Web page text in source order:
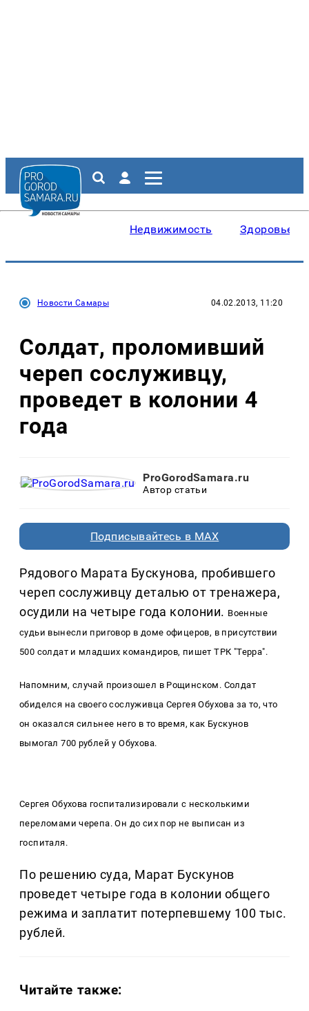
Недвижимость Здоровье
Новости Самары 04.02.2013, 11:20
Солдат, проломивший
череп сослуживцу,
проведет в колонии 4
года
ProGorodSamara.ru
Автор статьи
Подписывайтесь в MAX
Рядового Марата Бускунова, пробившего
череп сослуживцу деталью от тренажера,
осудили на четыре года колонии. Военные
судьи вынесли приговор в доме офицеров, в присутствии
500 солдат и младших командиров, пишетТРК "Терра".
Напомним, случай произошел в Рощинском. Солдат
обиделся на своего сослуживца Сергея Обухова за то, что
он оказался сильнее него в то время, как Бускунов
вымогал 700 рублей у Обухова.
Сергея Обухова госпитализировали с несколькими
переломами черепа. Он до сих пор не выписан из
госпиталя.
По решению суда, Марат Бускунов
проведет четыре года в колонии общего
режима и заплатит потерпевшему 100 тыс.
рублей.
Читайте также: